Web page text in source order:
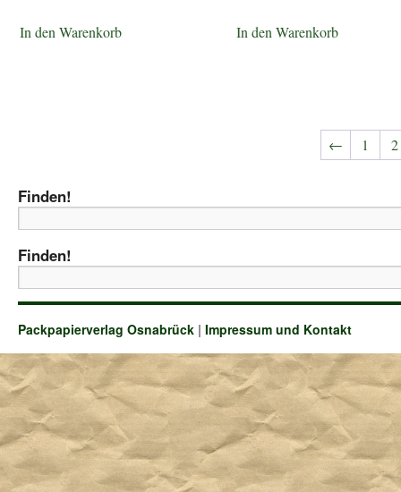
In den Warenkorb In den Warenkorb
← 1 2
Finden!
Finden!
Packpapierverlag Osnabrück | Impressum und Kontakt